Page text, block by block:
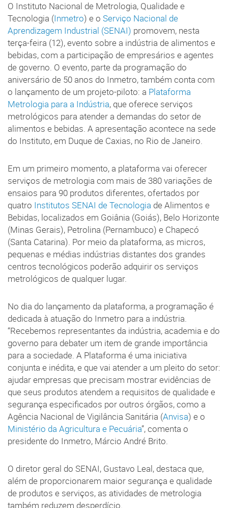
O Instituto Nacional de Metrologia, Qualidade e
Tecnologia (Inmetro) e o Serviço Nacional de
Aprendizagem Industrial (SENAI) promovem, nesta
terça-feira (12), evento sobre a indústria de alimentos e
bebidas, com a participação de empresários e agentes
de governo. O evento, parte da programação do
aniversário de 50 anos do Inmetro, também conta com
o lançamento de um projeto-piloto: a Plataforma
Metrologia para a Indústria, que oferece serviços
metrológicos para atender a demandas do setor de
alimentos e bebidas. A apresentação acontece na sede
do Instituto, em Duque de Caxias, no Rio de Janeiro.
Em um primeiro momento, a plataforma vai oferecer
serviços de metrologia com mais de 380 variações de
ensaios para 90 produtos diferentes, ofertados por
quatro Institutos SENAI de Tecnologia de Alimentos e
Bebidas, localizados em Goiânia (Goiás), Belo Horizonte
(Minas Gerais), Petrolina (Pernambuco) e Chapecó
(Santa Catarina). Por meio da plataforma, as micros,
pequenas e médias indústrias distantes dos grandes
centros tecnológicos poderão adquirir os serviços
metrológicos de qualquer lugar.
No dia do lançamento da plataforma, a programação é
dedicada à atuação do Inmetro para a indústria.
“Recebemos representantes da indústria, academia e do
governo para debater um item de grande importância
para a sociedade. A Plataforma é uma iniciativa
conjunta e inédita, e que vai atender a um pleito do setor:
ajudar empresas que precisam mostrar evidências de
que seus produtos atendem a requisitos de qualidade e
segurança especificados por outros órgãos, como a
Agência Nacional de Vigilância Sanitária (Anvisa) e o
Ministério da Agricultura e Pecuária”, comenta o
presidente do Inmetro, Márcio André Brito.
O diretor geral do SENAI, Gustavo Leal, destaca que,
além de proporcionarem maior segurança e qualidade
de produtos e serviços, as atividades de metrologia
também reduzem desperdício.